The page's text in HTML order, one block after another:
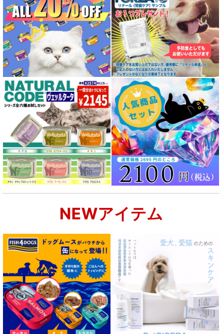
NEWアイテム